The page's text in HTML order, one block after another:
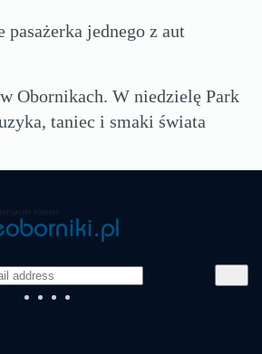
jednego z aut
Obornikach. W niedzielę Park
taniec i smaki świata